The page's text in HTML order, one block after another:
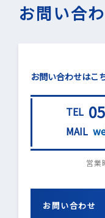
お問い合
お問い合わせはこ
TEL
MAIL
営
お問い合わせ